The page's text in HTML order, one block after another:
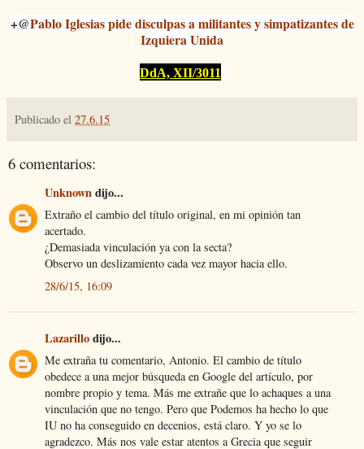
+@Pablo Iglesias pide disculpas a militantes y simpatizantes de
Izquiera Unida
DdA, XII/3011
Publicado el 27.6.15
6 comentarios:
Unknowndijo...
Extraño el cambio del título original, en mi opinión tan
acertado.
¿Demasiada vinculación ya con la secta?
Observo un deslizamiento cada vez mayor hacia ello.
28/6/15, 16:09
Lazarillodijo...
Me extraña tu comentario, Antonio. El cambio de título
obedece a una mejor búsqueda en Google del artículo, por
nombre propio y tema. Más me extrañe que lo achaques a una
vinculación que no tengo. Pero que Podemos ha hecho lo que
IU no ha conseguido en decenios, está claro. Y yo se lo
agradezco. Más nos vale estar atentos a Grecia que seguir